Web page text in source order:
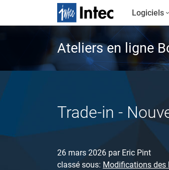
Logiciels
Ateliers en ligne
Trade-in -
26 mars 2026 par Eric Pint
classé sous: Modifications des